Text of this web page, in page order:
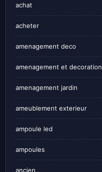
achat
acheter
amenagement deco
amenagement et decoration
amenagement jardin
ameublement exterieur
ampoule led
ampoules
ancien